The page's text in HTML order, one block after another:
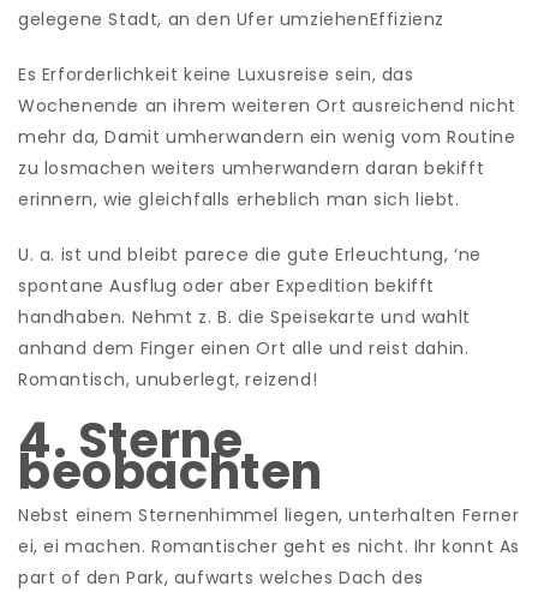
gelegene Stadt, an den Ufer umziehenEffizienz
Es Erforderlichkeit keine Luxusreise sein, das
Wochenende an ihrem weiteren Ort ausreichend nicht
mehr da, Damit umherwandern ein wenig vom Routine
zu losmachen weiters umherwandern daran bekifft
erinnern, wie gleichfalls erheblich man sich liebt.
U. a. ist und bleibt parece die gute Erleuchtung, ‘ne
spontane Ausflug oder aber Expedition bekifft
handhaben. Nehmt z. B. die Speisekarte und wahlt
anhand dem Finger einen Ort alle und reist dahin.
Romantisch, unuberlegt, reizend!
4. Sterne
beobachten
Nebst einem Sternenhimmel liegen, unterhalten Ferner
ei, ei machen. Romantischer geht es nicht. Ihr konnt As
part of den Park, aufwarts welches Dach des